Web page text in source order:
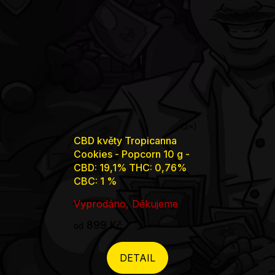
Průměrné
hodnocení
produktu
je
5,0
hvězdiček.
CBD květy Tropicanna
Cookies - Popcorn 10 g -
CBD: 19,1% THC: 0,76%
CBC: 1 %
Vyprodáno, Děkujeme
DETAIL